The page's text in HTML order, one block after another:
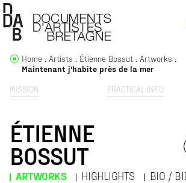
MISSION PRACTICAL INFO
Home Artists Étienne Bossut
Artworks
Maintenant j'habite près de la mer
ÉTIENNE
BOSSUT
ARTWORKS HIGHLIGHTS BIO /